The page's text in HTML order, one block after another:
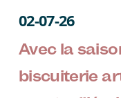
Écrit le
02-07-26
Avec la
biscuiterie